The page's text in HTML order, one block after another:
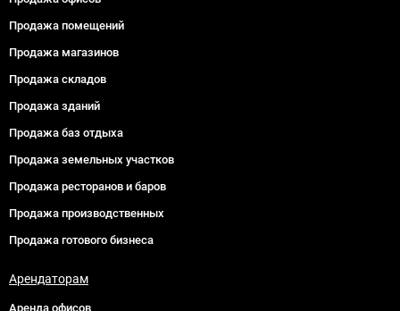
Продажа помещений
Продажа магазинов
Продажа складов
Продажа зданий
Продажа баз отдыха
Продажа земельных участков
Продажа ресторанов и баров
Продажа производственных
Продажа готового бизнеса
Арендаторам
Аренда офисов